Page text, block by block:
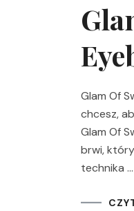
Glam Of
chcesz,
Glam Of
brwi,
technika …